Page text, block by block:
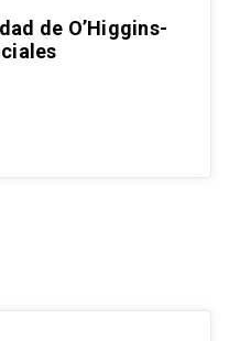
de O’Higgins-